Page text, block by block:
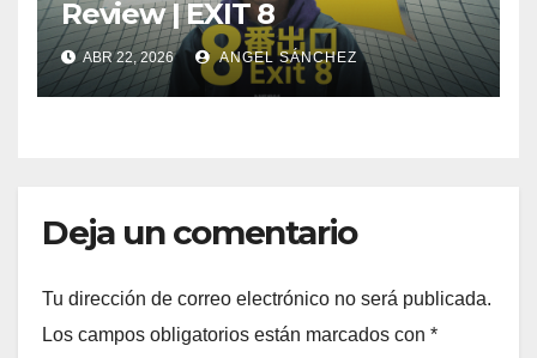
Review | EXIT 8
ABR 22, 2026 ANGEL SÁNCHEZ
Deja un comentario
Tu dirección de correo electrónico no será publicada.
Los campos obligatorios están marcados con *